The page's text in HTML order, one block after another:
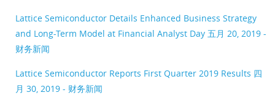
Lattice Semiconductor Details Enhanced Business Strategy
and Long-Term Model at Financial Analyst Day 五月 20, 2019 -
财务新闻
Lattice Semiconductor Reports First Quarter 2019 Results 四
月 30, 2019 - 财务新闻